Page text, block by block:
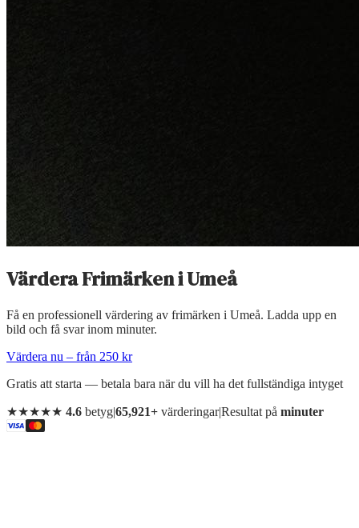
Värdera FrimärkeniUmeå
Få en professionell värdering av frimärken i Umeå. Ladda upp en
bild och få svar inom minuter.
Värdera nu – från 250 kr
Gratis att starta — betala bara när du vill ha det fullständiga intyget
★★★★★ 4.6 betyg|65,921+ värderingar|Resultat på minuter